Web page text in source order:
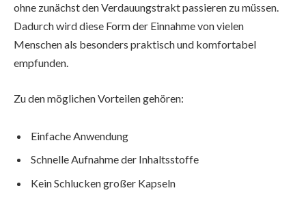
ohne zunächst den Verdauungstrakt passieren zu müssen.
Dadurch wird diese Form der Einnahme von vielen
Menschen als besonders praktisch und komfortabel
empfunden.
Zu den möglichen Vorteilen gehören:
Einfache Anwendung
Schnelle Aufnahme der Inhaltsstoffe
Kein Schlucken großer Kapseln